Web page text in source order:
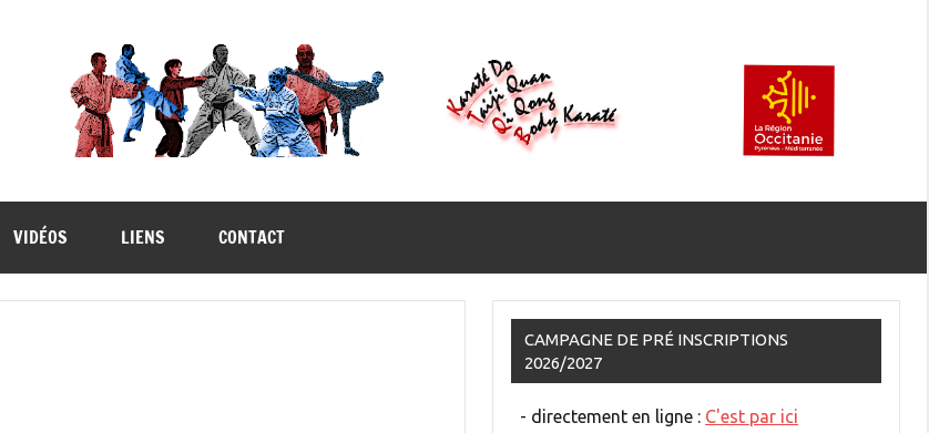
VIDÉOS LIENS CONTACT
CAMPAGNE DE PRÉ INSCRIPTIONS
2026/2027
- directement en ligne : C'est par ici